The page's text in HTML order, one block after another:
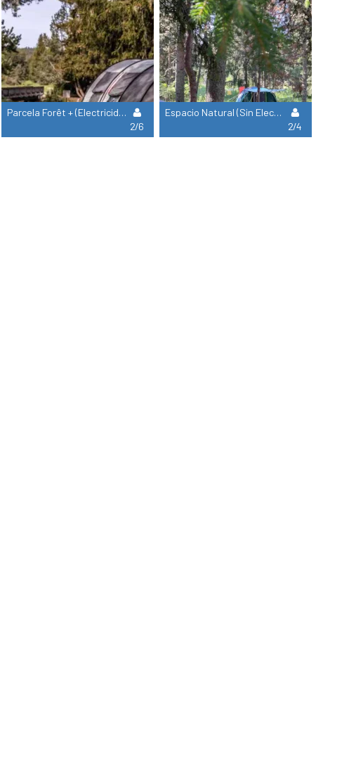
Parcela Forêt + (Electricidad / Cerca Rio)
2/6
Espacio Natural (Sin Electricidad, Sin Límites) Reservado Para Tiendas/Furgonetas (Altura Máxima 2M)
2/4